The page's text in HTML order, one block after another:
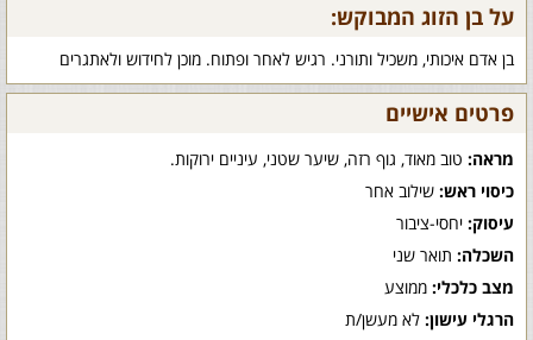
על בן הזוג המבוקש:
בן אדם איכותי, משכיל ותורני. רגיש לאחר ופתוח. מוכן לחידוש ולאתגרים
פרטים אישיים
מראה: טוב מאוד, גוף רזה, שיער שטני, עיניים ירוקות.
כיסוי ראש: שילוב אחר
עיסוק: יחסי-ציבור
השכלה: תואר שני
מצב כלכלי: ממוצע
הרגלי עישון: לא מעשן/ת